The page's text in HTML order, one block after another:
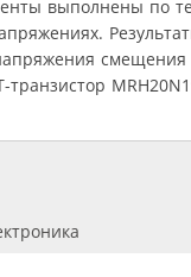
выполнены по
смещения